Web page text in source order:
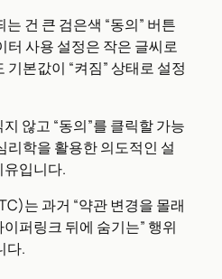
건 큰 검은색 “동의” 버튼
터 사용 설정은 작은 글씨로
본값이 “켜짐” 상태로 설정
않고 “동의”를 클릭할 가능
리학을 활용한 의도적인 설
유입니다.
는 과거 “약관 변경을 몰래
퍼링크 뒤에 숨기는” 행위
다.